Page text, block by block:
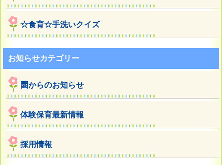
☆食育☆手洗いクイズ
お知らせカテゴリー
園からのお知らせ
体験保育最新情報
採用情報